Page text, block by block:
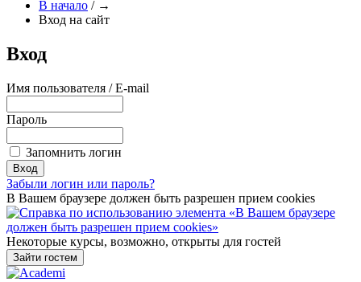
В начало / →
Вход на сайт
Вход
Имя пользователя / E-mail
Пароль
Запомнить логин
Забыли логин или пароль?
В Вашем браузере должен быть разрешен прием cookies
Некоторые курсы, возможно, открыты для гостей